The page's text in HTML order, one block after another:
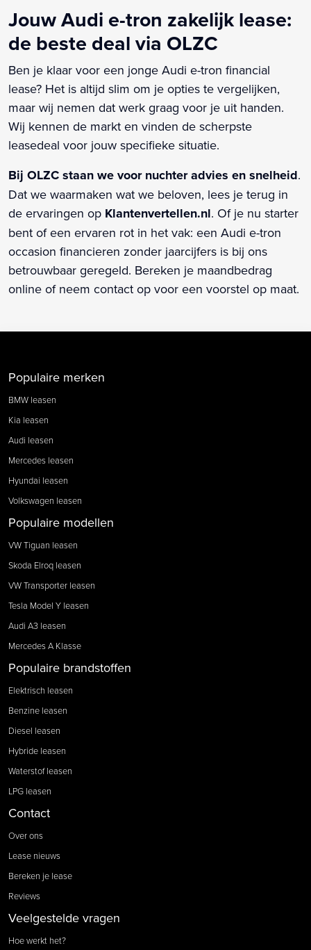
Jouw Audi e-tron zakelijk lease:
de beste deal via OLZC
Ben je klaar voor een jonge Audi e-tron financial
lease? Het is altijd slim om je opties te vergelijken,
maar wij nemen dat werk graag voor je uit handen.
Wij kennen de markt en vinden de scherpste
leasedeal voor jouw specifieke situatie.
Bij OLZC staan we voor nuchter advies en snelheid.
Dat we waarmaken wat we beloven, lees je terug in
de ervaringen op Klantenvertellen.nl. Of je nu starter
bent of een ervaren rot in het vak: een Audi e-tron
occasion financieren zonder jaarcijfers is bij ons
betrouwbaar geregeld. Bereken je maandbedrag
online of neem contact op voor een voorstel op maat.
Populaire merken
BMW leasen
Kia leasen
Audi leasen
Mercedes leasen
Hyundai leasen
Volkswagen leasen
Populaire modellen
VW Tiguan leasen
Skoda Elroq leasen
VW Transporter leasen
Tesla Model Y leasen
Audi A3 leasen
Mercedes A Klasse
Populaire brandstoffen
Elektrisch leasen
Benzine leasen
Diesel leasen
Hybride leasen
Waterstof leasen
LPG leasen
Contact
Over ons
Lease nieuws
Bereken je lease
Reviews
Veelgestelde vragen
Hoe werkt het?